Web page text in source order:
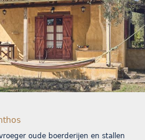
oude boerderijen en stallen